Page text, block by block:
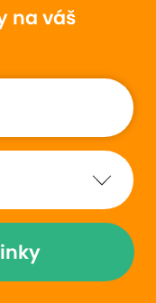
na váš